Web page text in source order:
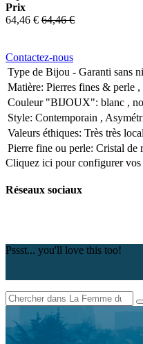
Prix
64,46 € 64,46€
Contactez-nous
Type de Bijou - Garanti sans
Matière: Pierres fines & perle ,
Couleur "BIJOUX": blanc ,
Style: Contemporain ,
Valeurs éthiques: Très très
Pierre fine ou perle: Cristal de
Cliquez ici pour configurer vos
Réseaux sociaux
Pssst... you'll love this too!